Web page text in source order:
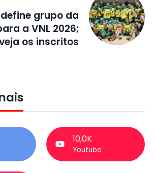
grupo da
a VNL 2026;
os inscritos
10,0K
Youtube